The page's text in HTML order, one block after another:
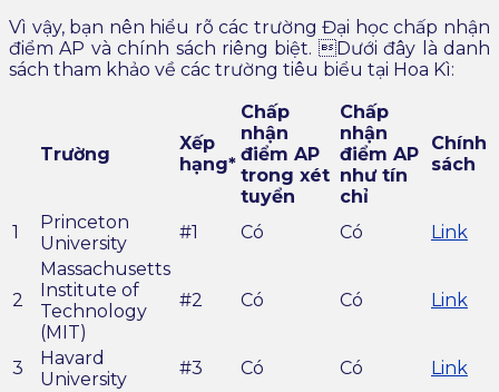
Vì vậy, bạn nên hiểu rõ các trường Đại học chấp nhận
điểm AP và chính sách riêng biệt. Dưới đây là danh
sách tham khảo về các trường tiêu biểu tại Hoa Kì:
Trường
Xếp
hạng*
Chấp
nhận
điểm AP
trong xét
tuyển
Chấp
nhận
điểm AP
như tín
chỉ
Chính
sách
1
Princeton
University
#1 Có Có Link
2
Massachusetts
Institute of
Technology
(MIT)
#2 Có Có Link
3
Havard
University
#3 Có Có Link